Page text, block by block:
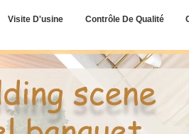
Visite D'usine Contrôle De Qualité